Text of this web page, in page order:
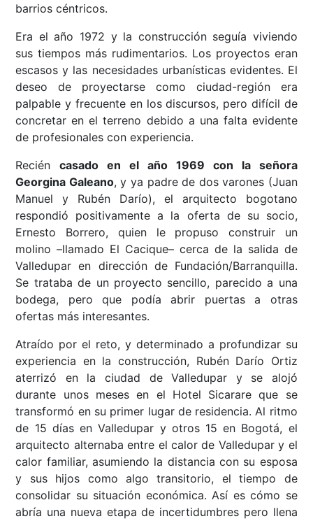
barrios céntricos.
Era el año 1972 y la construcción seguía viviendo
sus tiempos más rudimentarios. Los proyectos eran
escasos y las necesidades urbanísticas evidentes. El
deseo de proyectarse como ciudad-región era
palpable y frecuente en los discursos, pero difícil de
concretar en el terreno debido a una falta evidente
de profesionales con experiencia.
Reciéncasado en el año 1969 con la señora
Georgina Galeano, y ya padre de dos varones (Juan
Manuel y Rubén Darío), el arquitecto bogotano
respondió positivamente a la oferta de su socio,
Ernesto Borrero, quien le propuso construir un
molino –llamado El Cacique– cerca de la salida de
Valledupar en dirección de Fundación/Barranquilla.
Se trataba de un proyecto sencillo, parecido a una
bodega, pero que podía abrir puertas a otras
ofertas más interesantes.
Atraído por el reto, y determinado a profundizar su
experiencia en la construcción, Rubén Darío Ortiz
aterrizó en la ciudad de Valledupar y se alojó
durante unos meses en el Hotel Sicarare que se
transformó en su primer lugar de residencia. Al ritmo
de 15 días en Valledupar y otros 15 en Bogotá, el
arquitecto alternaba entre el calor de Valledupar y el
calor familiar, asumiendo la distancia con su esposa
y sus hijos como algo transitorio, el tiempo de
consolidar su situación económica. Así es cómo se
abría una nueva etapa de incertidumbres pero llena